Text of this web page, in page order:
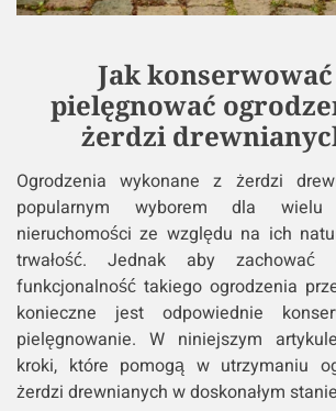
Jak
pielęgnować
żerdzi
Ogrodzenia wykonane z żerdzi
popularnym wyborem dla wielu
nieruchomości ze względu na ich
trwałość. Jednak aby zachować
funkcjonalność takiego ogrodzenia
konieczne jest odpowiednie
pielęgnowanie. W niniejszym
kroki, które pomogą w utrzymaniu
żerdzi drewnianych w doskonałym